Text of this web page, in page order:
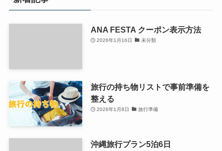
ANA FESTA クーポン表示方法
2026年1月16日 未分類
旅行の持ち物リストで事前準備を
整える
2026年1月8日 旅行準備
沖縄旅行プラン5泊6日